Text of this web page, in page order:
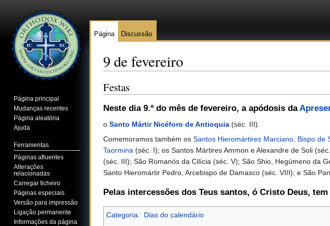
9 de fevereiro
Festas
Neste dia 9.º do mês de fevereiro, a apódosis da
o Santo Mártir Nicéforo de Antioquia (séc. III).
Comemoramos também os Santos Hieromártires Marciano, Bispo de
Taormina (séc. I); os Santos Mártires Ammon e Alexandre de Soli
(séc. III); São Romanós da Cilícia (séc. V); São Shio, Hegúmeno da
Santo Hieromártir Pedro, Arcebispo de Damasco (séc. VIII); e São
Pelas intercessões dos Teus santos, ó Cristo Deus,
Categoria: Dias do calendário
Página Discussão
Página principal
Mudanças recentes
Página aleatória
Ajuda
Ferramentas
Páginas afluentes
Alterações
relacionadas
Carregar ficheiro
Páginas especiais
Versão para impressão
Ligação permanente
Informações da página